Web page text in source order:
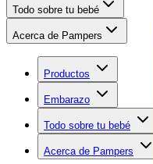
Todo sobre tu bebé
Acerca de Pampers
Productos
Embarazo
Todo sobre tu bebé
Acerca de Pampers